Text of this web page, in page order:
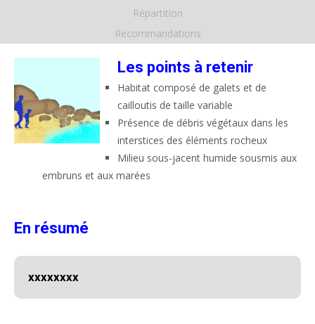
Répartition
Recommandations
Les points à retenir
Habitat composé de galets et de
cailloutis de taille variable
Présence de débris végétaux dans les
interstices des éléments rocheux
Milieu sous-jacent humide sousmis aux
embruns et aux marées
En résumé
xxxxxxxx